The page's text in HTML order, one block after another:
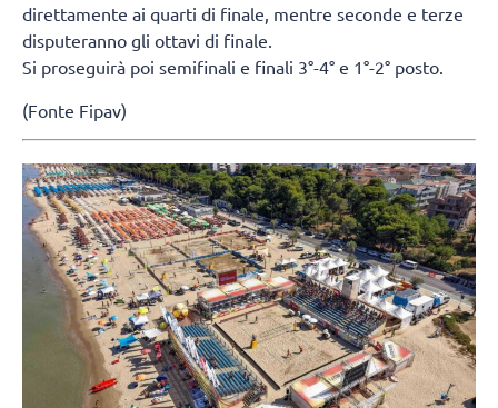
direttamente ai quarti di finale, mentre seconde e terze
disputeranno gli ottavi di finale.
Si proseguirà poi semifinali e finali 3°-4° e 1°-2° posto.
(Fonte Fipav)